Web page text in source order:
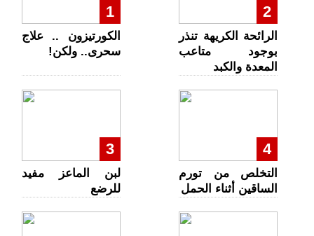
1
الكورتيزون .. علاج
سحرى.. ولكن!
2
الرائحة الكريهة تنذر
بوجود متاعب
المعدة والكبد
3
لبن الماعز مفيد
للرضع
4
التخلص من تورم
الساقين أثناء الحمل